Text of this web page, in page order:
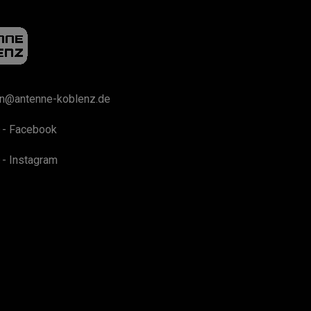
koblenz.de
Facebook
Instagram